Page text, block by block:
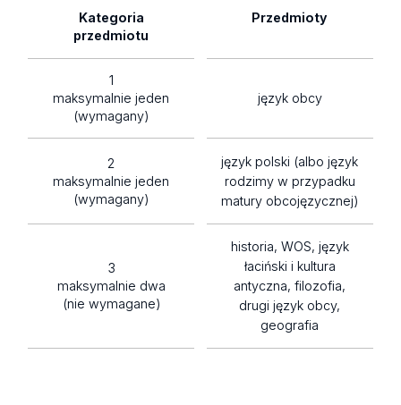
Kategoria
przedmiotu
Przedmioty
1
maksymalnie jeden
(wymagany)
język obcy
2
maksymalnie jeden
(wymagany)
język polski (albo język
rodzimy w przypadku
matury obcojęzycznej)
3
maksymalnie dwa
(nie wymagane)
historia, WOS, język
łaciński i kultura
antyczna, filozofia,
drugi język obcy,
geografia